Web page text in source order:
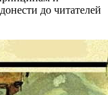
до читателей